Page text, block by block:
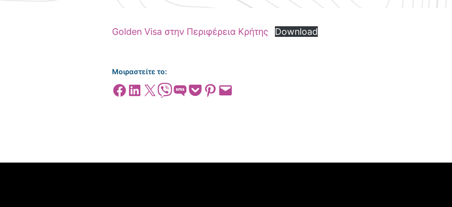
Golden Visa στην Περιφέρεια Κρήτης Download
Μοιραστείτε το:
Share on Facebook
Share on LinkedIn
Share on X Share on ViberShare on SMSShare on Pocket
Share on Pinterest
Email this Page